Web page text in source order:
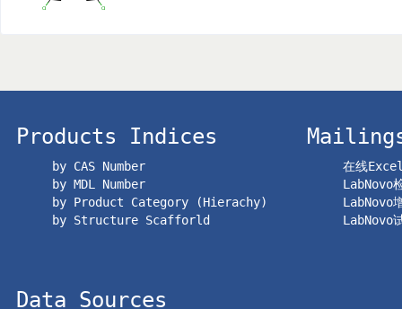
Products Indices
by CAS Number
by MDL Number
by Product Category (Hierachy)
by Structure Scafforld
在线
LabNovo
LabNovo
LabNovo
Data Sources